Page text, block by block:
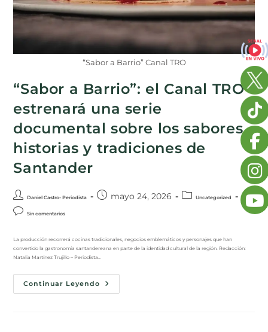
“Sabor a Barrio” Canal TRO
“Sabor a Barrio”: el Canal TRO
estrenará una serie
documental sobre los sabores,
historias y tradiciones de
Santander
Daniel Castro- Periodista mayo 24, 2026 Uncategorized
Sin comentarios
La producción recorrerá cocinas tradicionales, negocios emblemáticos y personajes que han
convertido la gastronomía santandereana en parte de la identidad cultural de la región. Redacción:
Natalia Martínez Trujillo – Periodista…
Continuar Leyendo